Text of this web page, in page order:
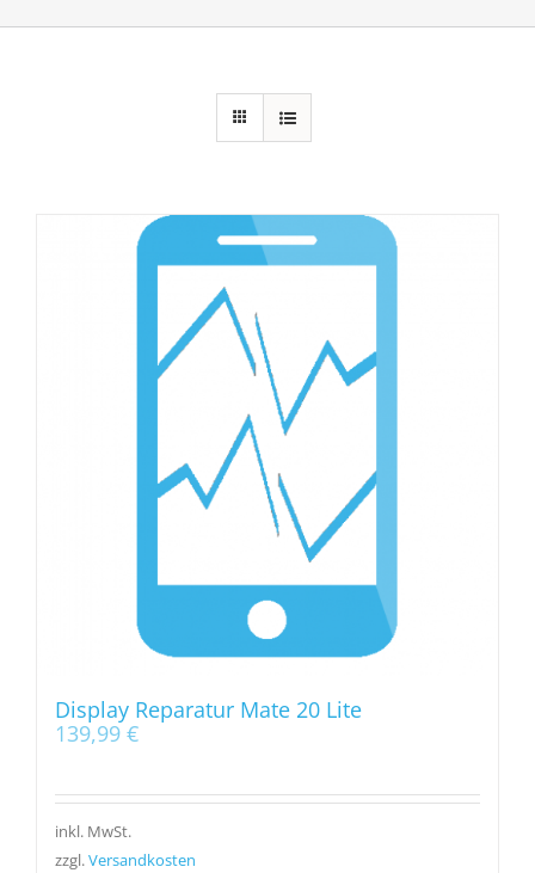
Display Reparatur Mate 20 Lite
139,99 €
inkl. MwSt.
zzgl.Versandkosten